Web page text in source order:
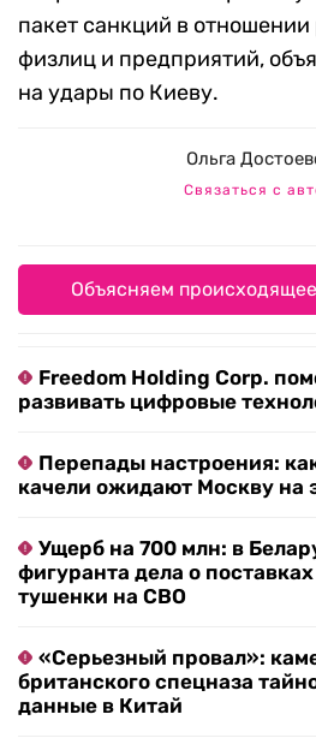
пакет санкций в
физлиц и предприятий,
на удары по Киеву.
Ольга
Связаться с
Объясняем
Freedom Holding Corp.
развивать цифровые
Перепады настроения:
качели ожидают Москву на
Ущерб на 700 млн: в
фигуранта дела о
тушенки на СВО
«Серьезный провал»:
британского спецназа
данные в Китай